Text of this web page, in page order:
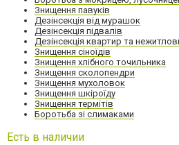
Знищення павуків
Дезінсекція від мурашок
Дезінсекція підвалів
Дезінсекція квартир та
Знищення сіноїдів
Знищення хлібного точильника
Знищення сколопендри
Знищення мухоловок
Знищення шкіроїду
Знищення термітів
Боротьба зі слимаками
Есть в наличии